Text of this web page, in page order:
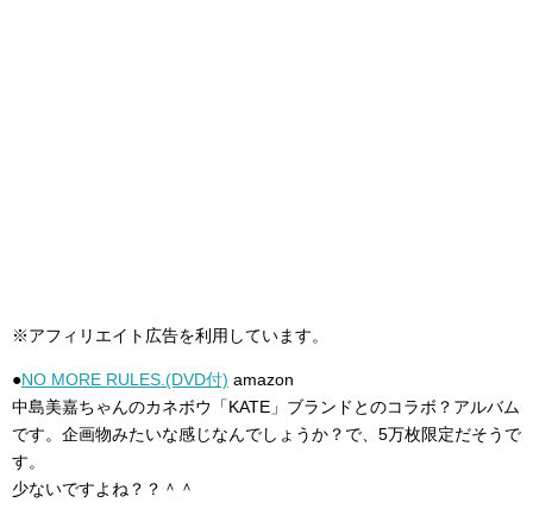
※アフィリエイト広告を利用しています。
●NO MORE RULES.(DVD付) amazon
中島美嘉ちゃんのカネボウ「KATE」ブランドとのコラボ？アルバム
です。企画物みたいな感じなんでしょうか？で、5万枚限定だそうで
す。
少ないですよね？？＾＾